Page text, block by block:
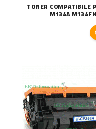
TONER COMPATIBILE
M134A